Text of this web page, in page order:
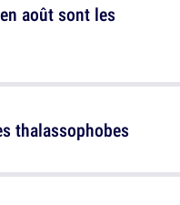
thalassophobes
août sont les